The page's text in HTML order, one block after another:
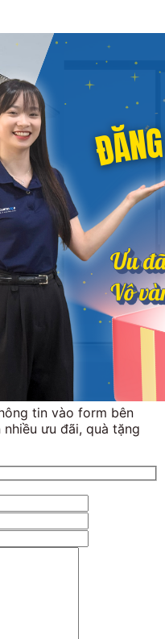
tin vào form bên
ưu đãi, quà tặng